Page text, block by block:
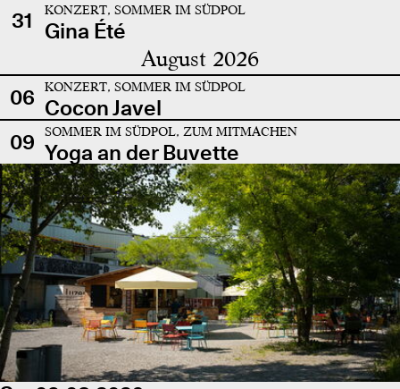
31
KONZERT, SOMMER IM SÜDPOL
Gina Été
August 2026
06 KONZERT, SOMMER IM SÜDPOL
Cocon Javel
09
SOMMER IM SÜDPOL, ZUM MITMACHEN
Yoga an der Buvette